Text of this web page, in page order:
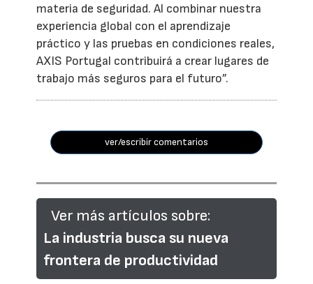
materia de seguridad. Al combinar nuestra
experiencia global con el aprendizaje
práctico y las pruebas en condiciones reales,
AXIS Portugal contribuirá a crear lugares de
trabajo más seguros para el futuro”.
ver/escribir comentarios
Ver más artículos sobre:
La industria busca su nueva
frontera de productividad